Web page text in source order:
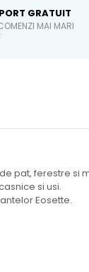
GRATUIT
MAI MARI
pat, ferestre
si usi.
Eosette.